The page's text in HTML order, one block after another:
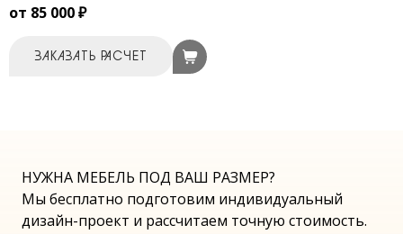
от 85 000 ₽
ЗАКАЗАТЬ РАСЧЕТ
НУЖНА МЕБЕЛЬ ПОД ВАШ РАЗМЕР?
Мы бесплатно подготовим индивидуальный
дизайн-проект и рассчитаем точную стоимость.